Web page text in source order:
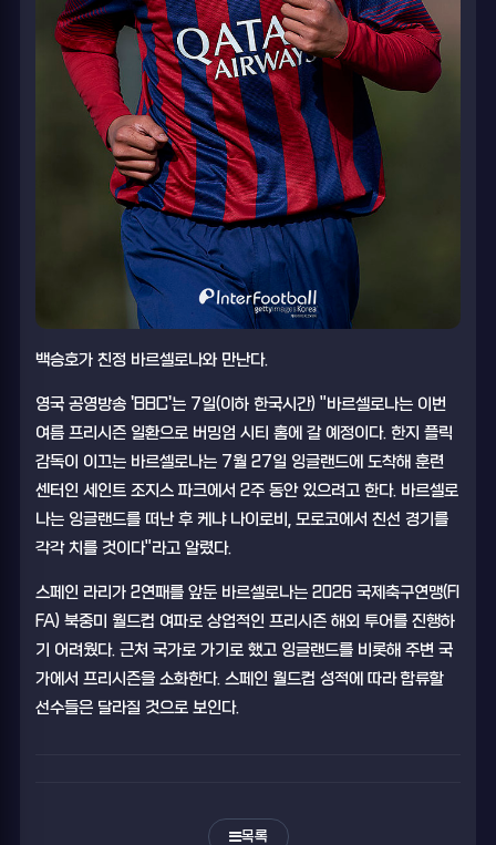
백승호가 친정 바르셀로나와 만난다.
영국 공영방송 'BBC'는 7일(이하 한국시간) "바르셀로나는 이번
여름 프리시즌 일환으로 버밍엄 시티 홈에 갈 예정이다. 한지 플릭
감독이 이끄는 바르셀로나는 7월 27일 잉글랜드에 도착해 훈련
센터인 세인트 조지스 파크에서 2주 동안 있으려고 한다. 바르셀로
나는 잉글랜드를 떠난 후 케냐 나이로비, 모로코에서 친선 경기를
각각 치를 것이다"라고 알렸다.
스페인 라리가 2연패를 앞둔 바르셀로나는 2026 국제축구연맹(FI
FA) 북중미 월드컵 여파로 상업적인 프리시즌 해외 투어를 진행하
기 어려웠다. 근처 국가로 가기로 했고 잉글랜드를 비롯해 주변 국
가에서 프리시즌을 소화한다. 스페인 월드컵 성적에 따라 합류할
선수들은 달라질 것으로 보인다.
목록